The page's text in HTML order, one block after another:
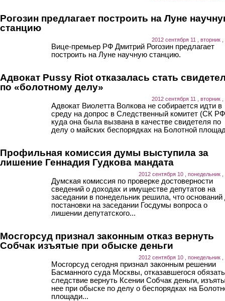
Рогозин предлагает построить на Луне
станцию
2012 сентября 11 , вторник ,
Вице-премьер РФ Дмитрий Рогозин предлагает
построить на Луне научную станцию.
Адвокат Pussy Riot отказалась стать
по «болотному делу»
2012 сентября 11 , вторник ,
Адвокат Виолетта Волкова не собирается идти в
среду на допрос в Следственный комитет (СК
куда она была вызвана в качестве свидетеля по
делу о майских беспорядках на Болотной
Профильная комиссия думы выступила за
лишение Геннадия Гудкова мандата
2012 сентября 10 , понедельник ,
Думская комиссия по проверке достоверности
сведений о доходах и имуществе депутатов на
заседании в понедельник решила, что оснований
постановки на заседании Госдумы вопроса о
лишении депутатского...
Мосгорсуд признал законным отказ вернуть
Собчак изъятые при обыске деньги
2012 сентября 10 , понедельник ,
Мосгорсуд сегодня признал законным решении
Басманного суда Москвы, отказавшегося обязать
следствие вернуть Ксении Собчак деньги,
нее при обыске по делу о беспорядках на
площади...